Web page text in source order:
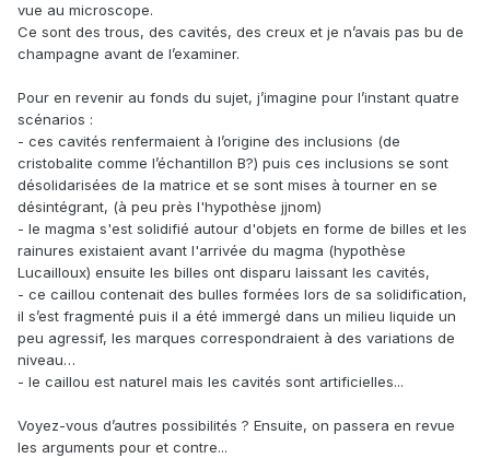
vue au microscope.
Ce sont des trous, des cavités, des creux et je n’avais pas bu de
champagne avant de l’examiner.
Pour en revenir au fonds du sujet, j’imagine pour l’instant quatre
scénarios :
- ces cavités renfermaient à l’origine des inclusions (de
cristobalite comme l’échantillon B?) puis ces inclusions se sont
désolidarisées de la matrice et se sont mises à tourner en se
désintégrant, (à peu près l'hypothèse jjnom)
- le magma s'est solidifié autour d'objets en forme de billes et les
rainures existaient avant l'arrivée du magma (hypothèse
Lucailloux) ensuite les billes ont disparu laissant les cavités,
- ce caillou contenait des bulles formées lors de sa solidification,
il s’est fragmenté puis il a été immergé dans un milieu liquide un
peu agressif, les marques correspondraient à des variations de
niveau…
- le caillou est naturel mais les cavités sont artificielles...
Voyez-vous d’autres possibilités ? Ensuite, on passera en revue
les arguments pour et contre...